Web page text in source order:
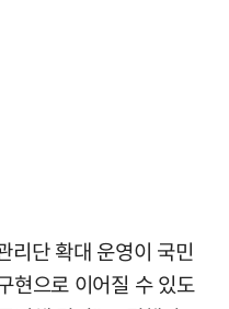
리단 확대 운영이 국민
현으로 이어질 수 있도